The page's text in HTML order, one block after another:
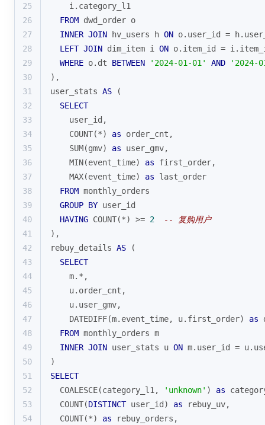
25
    i.category_l1
26
FROM dwd_order o
27
INNER JOIN hv_users h ON o.user_id =
28
LEFT JOIN dim_item i ON o.item_id =
29
WHERE o.dt BETWEEN '2024-01-01' AND
'2024-
30
),
31
user_stats AS (
32
SELECT
33
    user_id,
34
COUNT(*) as order_cnt,
35
SUM(gmv) as user_gmv,
36
MIN(event_time) as first_order,
37
MAX(event_time) as last_order
38
FROM monthly_orders
39
GROUP BY user_id
40
HAVING COUNT(*) >= 2
-- 复购用户
41
),
42
rebuy_details AS (
43
SELECT
44
    m.
* ,
45
    u.order_cnt,
46
    u.user_gmv,
47
    DATEDIFF(m.event_time, u.first_order)
as
48
FROM monthly_orders m
49
INNER JOIN user_stats u ON m.user_id =
50
)
51
SELECT
52
COALESCE(category_l1, 'unknown' ) as
53
COUNT(DISTINCT user_id) as rebuy_uv,
54
COUNT(*) as rebuy_orders,